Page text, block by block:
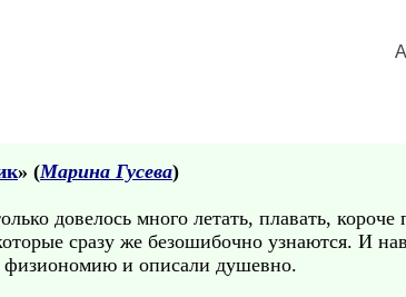
» (Марина Гусева)
довелось много летать, плавать,
сразу же безошибочно узнаются.
и описали душевно.